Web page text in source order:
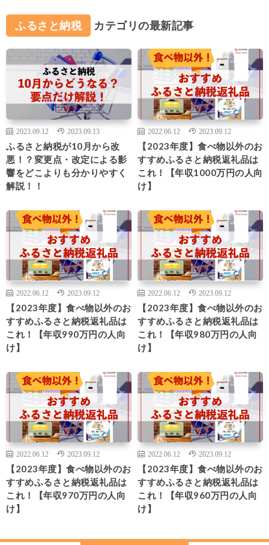
ふるさと納税 カテゴリの最新記事
2023.09.12 2023.09.13
ふるさと納税が10月から改
悪！？変更点・改定による影
響をどこよりも分かりやすく
解説！！
2022.06.12 2023.09.12
【2023年度】食べ物以外のお
すすめふるさと納税返礼品は
これ！【年収1000万円の人向
け】
2022.06.12 2023.09.12
【2023年度】食べ物以外のお
すすめふるさと納税返礼品は
これ！【年収990万円の人向
け】
2022.06.12 2023.09.12
【2023年度】食べ物以外のお
すすめふるさと納税返礼品は
これ！【年収980万円の人向
け】
2022.06.12 2023.09.12
【2023年度】食べ物以外のお
すすめふるさと納税返礼品は
これ！【年収970万円の人向
け】
2022.06.12 2023.09.12
【2023年度】食べ物以外のお
すすめふるさと納税返礼品は
これ！【年収960万円の人向
け】